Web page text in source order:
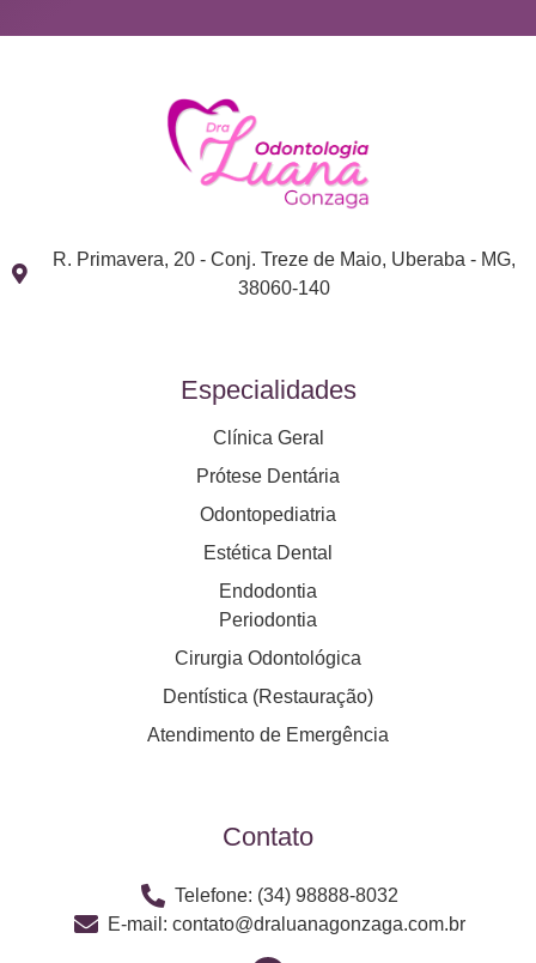
R. Primavera, 20 - Conj. Treze de Maio, Uberaba - MG,
38060-140
Especialidades
Clínica Geral
Prótese Dentária
Odontopediatria
Estética Dental
Endodontia
Periodontia
Cirurgia Odontológica
Dentística (Restauração)
Atendimento de Emergência
Contato
Telefone: (34) 98888-8032
E-mail: contato@draluanagonzaga.com.br